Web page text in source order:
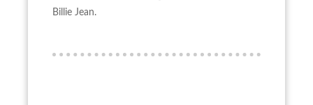
Billie Jean.